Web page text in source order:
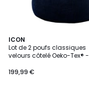
ICON
Lot de 2 poufs classiques
velours côtelé Oeko-Tex® -
199,99 €
9
Couleurs